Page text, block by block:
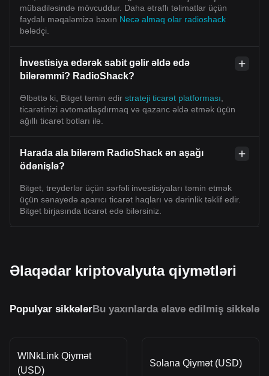
mübadiləsində mövcuddur. Daha ətraflı təlimatlar üçün
faydalı məqaləmizə baxın Necə almaq olar radioshack
bələdçi.
İnvestisiya edərək sabit gəlir əldə edə
bilərəmmi? RadioShack?
Əlbəttə ki, Bitget təmin edir strateji ticarət platforması
ticarətinizi avtomatlaşdırmaq və qazanc əldə etmək üçün
ağıllı ticarət botları ilə.
Harada ala bilərəm RadioShack ən aşağı
ödənişlə?
Bitget, treyderlər üçün sərfəli investisiyaları təmin etmək
üçün sənayedə aparıcı ticarət haqları və dərinlik təklif edir.
Bitget birjasında ticarət edə bilərsiniz.
Əlaqədar kriptovalyuta qiymətləri
Populyar sikkələrBu yaxınlarda əlavə edilmiş sikkələr
WINkLink Qiymət
(USD)
Solana Qiymət (USD)